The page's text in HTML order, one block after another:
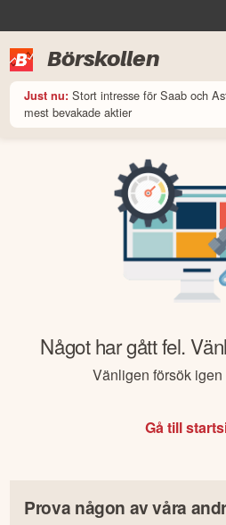
Börskollen
Just nu: Stort intresse för Saab och
mest bevakade aktier
Något har gått fel.
Vänligen försök igen
Gå till
Prova någon av våra